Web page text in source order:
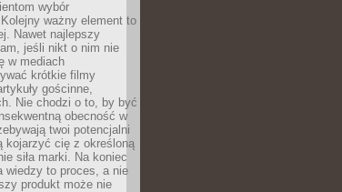
wybór
ważny element to
Nawet najlepszy
jeśli nikt o nim nie
w mediach
krótkie filmy
gościnne,
Nie chodzi o to, by być
obecność w
twoi potencjalni
kojarzyć cię z określoną
siła marki. Na koniec
wiedzy to proces, a nie
produkt może nie